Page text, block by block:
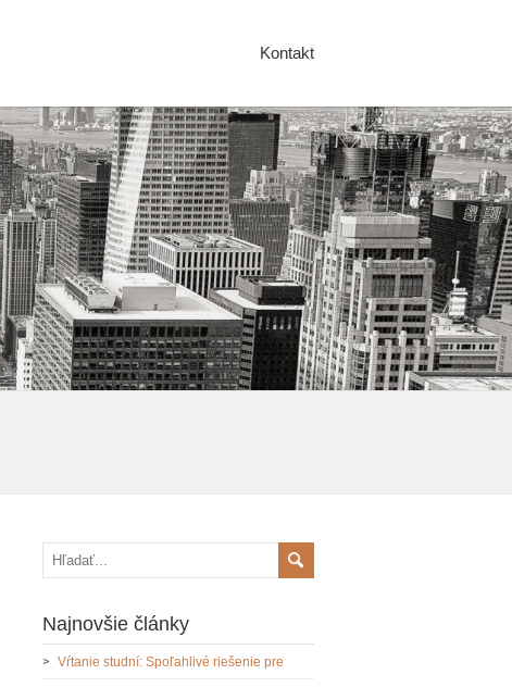
Kontakt
Najnovšie články
Vŕtanie studní: Spoľahlivé riešenie pre